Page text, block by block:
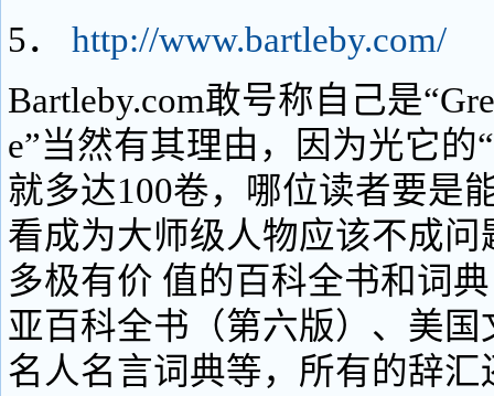
5． http://www.bartleby.com/
Bartleby.com敢号称自己是
e”当然有其理由，因为光它的
就多达100卷，哪位读者要是
看成为大师级人物应该不成
多极有价 值的百科全书和词
亚百科全书（第六版）、美
名人名言词典等，所有的辞